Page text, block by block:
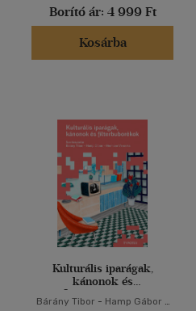
Borító ár: 4 999 Ft
Kosárba
Kulturális iparágak,
kánonok és
filterbuborékok
Bárány Tibor - Hamp Gábor -